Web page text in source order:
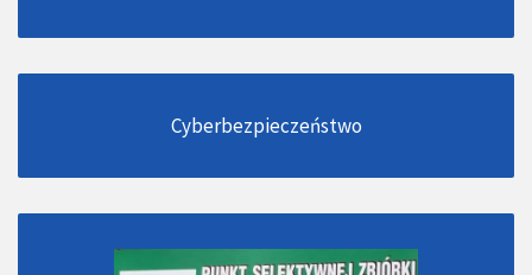
Cyberbezpieczeństwo